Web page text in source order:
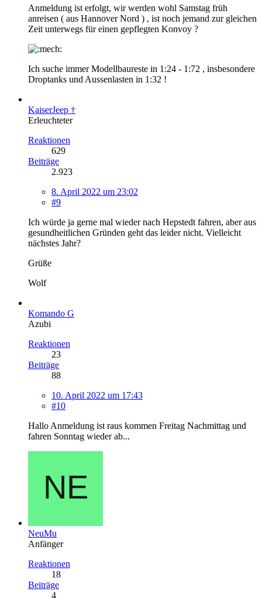
Anmeldung ist erfolgt, wir werden wohl Samstag früh
anreisen ( aus Hannover Nord ) , ist noch jemand zur gleichen
Zeit unterwegs für einen gepflegten Konvoy ?
Ich suche immer Modellbaureste in 1:24 - 1:72 , insbesondere
Droptanks und Aussenlasten in 1:32 !
KaiserJeep †
Erleuchteter
Reaktionen
629
Beiträge
2.923
8. April 2022 um 23:02
#9
Ich würde ja gerne mal wieder nach Hepstedt fahren, aber aus
gesundheitlichen Gründen geht das leider nicht. Vielleicht
nächstes Jahr?
Grüße
Wolf
Komando G
Azubi
Reaktionen
23
Beiträge
88
10. April 2022 um 17:43
#10
Hallo Anmeldung ist raus kommen Freitag Nachmittag und
fahren Sonntag wieder ab...
NeuMu
Anfänger
Reaktionen
18
Beiträge
4